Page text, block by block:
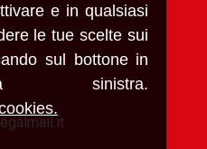
e in qualsiasi
le tue scelte sui
sul bottone in
sinistra.